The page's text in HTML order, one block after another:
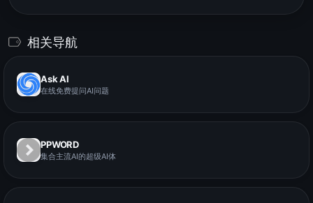
相关导航
Ask AI
在线免费提问AI问题
PPWORD
集合主流AI的超级AI体